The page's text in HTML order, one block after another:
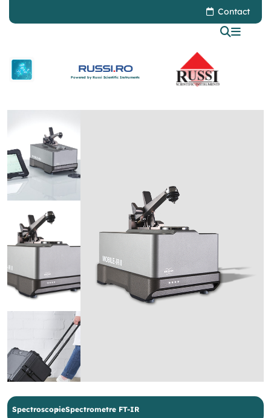
Contact
Powered by Russi Scientific Instruments
SpectroscopieSpectrometre FT-IR